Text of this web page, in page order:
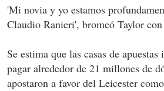
'Mi novia y yo estamos
Claudio Ranieri', bromeó Taylor
Se estima que las casas de apuestas
pagar alrededor de 21 millones de
apostaron a favor del Leicester